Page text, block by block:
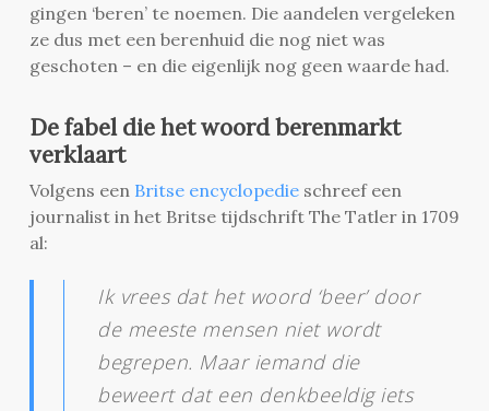
gingen ‘beren’ te noemen. Die aandelen vergeleken
ze dus met een berenhuid die nog niet was
geschoten – en die eigenlijk nog geen waarde had.
De fabel die het woord berenmarkt
verklaart
Volgens een Britse encyclopedieschreef een
journalist in het Britse tijdschrift The Tatler in 1709
al:
Ik vrees dat het woord ‘beer’ door
de meeste mensen niet wordt
begrepen. Maar iemand die
beweert dat een denkbeeldig iets